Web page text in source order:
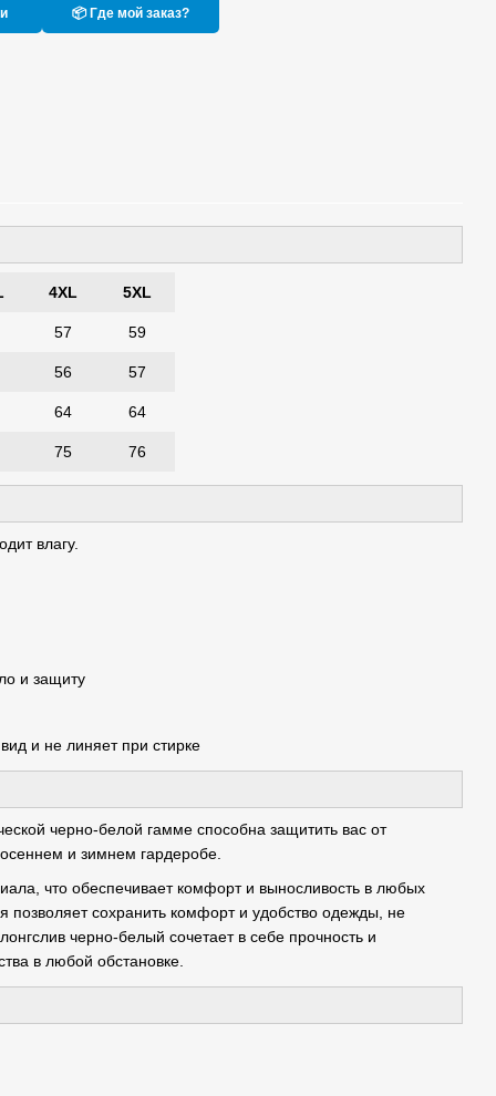
📦 Где мой заказ?
4XL 5XL
57 59
56 57
64 64
75 76
влагу.
и защиту
и не линяет при стирке
черно-белой гамме способна защитить вас от
и зимнем гардеробе.
что обеспечивает комфорт и выносливость в любых
позволяет сохранить комфорт и удобство одежды, не
черно-белый сочетает в себе прочность и
в любой обстановке.